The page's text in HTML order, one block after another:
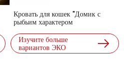
Кровать для кошек "Домик с
рыбьим характером
Изучите больше
вариантов ЭКО